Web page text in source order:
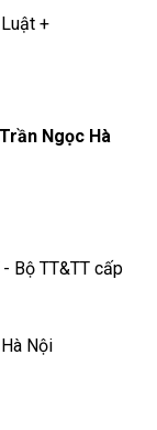
+
Trần Ngọc Hà
Bộ TT&TT cấp
Nội